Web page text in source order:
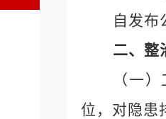
自发布
二、整
（一
位，对隐患